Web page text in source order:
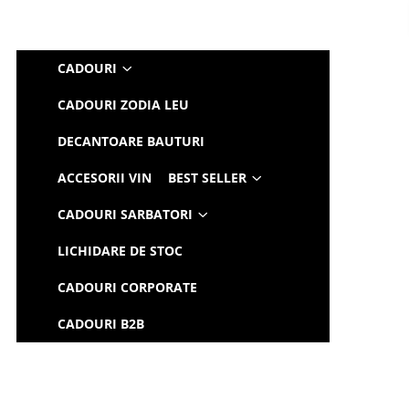
CADOURI
CADOURI ZODIA LEU
DECANTOARE BAUTURI
ACCESORII VIN BEST SELLER
CADOURI SARBATORI
LICHIDARE DE STOC
CADOURI CORPORATE
CADOURI B2B